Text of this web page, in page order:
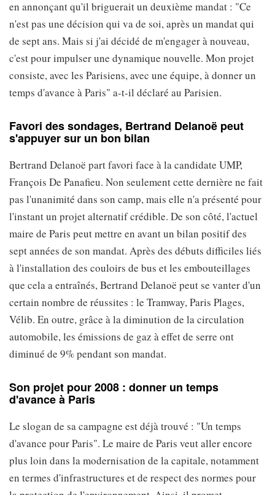
en annonçant qu'il briguerait un deuxième mandat : "Ce
n'est pas une décision qui va de soi, après un mandat qui
de sept ans. Mais si j'ai décidé de m'engager à nouveau,
c'est pour impulser une dynamique nouvelle. Mon projet
consiste, avec les Parisiens, avec une équipe, à donner un
temps d'avance à Paris" a-t-il déclaré au Parisien.
Favori des sondages, Bertrand Delanoë peut
s'appuyer sur un bon bilan
Bertrand Delanoë part favori face à la candidate UMP,
François De Panafieu. Non seulement cette dernière ne fait
pas l'unanimité dans son camp, mais elle n'a présenté pour
l'instant un projet alternatif crédible. De son côté, l'actuel
maire de Paris peut mettre en avant un bilan positif des
sept années de son mandat. Après des débuts difficiles liés
à l'installation des couloirs de bus et les embouteillages
que cela a entraînés, Bertrand Delanoë peut se vanter d'un
certain nombre de réussites : le Tramway, Paris Plages,
Vélib. En outre, grâce à la diminution de la circulation
automobile, les émissions de gaz à effet de serre ont
diminué de 9% pendant son mandat.
Son projet pour 2008 : donner un temps
d'avance à Paris
Le slogan de sa campagne est déjà trouvé : "Un temps
d'avance pour Paris". Le maire de Paris veut aller encore
plus loin dans la modernisation de la capitale, notamment
en termes d'infrastructures et de respect des normes pour